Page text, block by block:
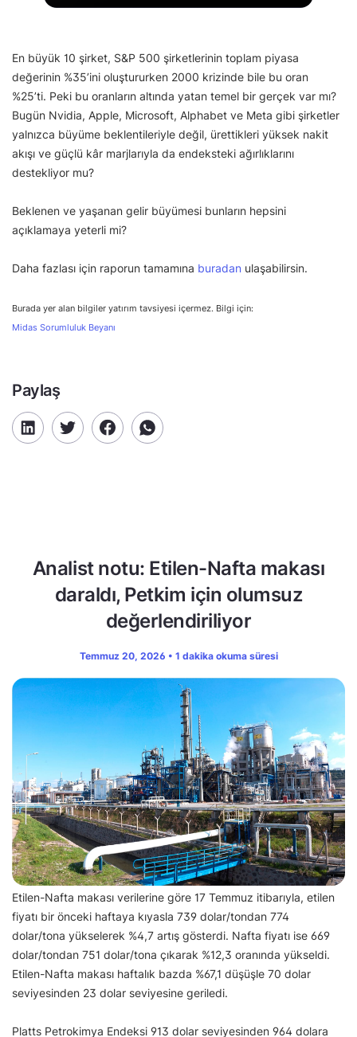
En büyük 10 şirket, S&P 500 şirketlerinin toplam piyasa
değerinin %35’ini oluştururken 2000 krizinde bile bu oran
%25’ti. Peki bu oranların altında yatan temel bir gerçek var mı?
Bugün Nvidia, Apple, Microsoft, Alphabet ve Meta gibi şirketler
yalnızca büyüme beklentileriyle değil, ürettikleri yüksek nakit
akışı ve güçlü kâr marjlarıyla da endeksteki ağırlıklarını
destekliyor mu?
Beklenen ve yaşanan gelir büyümesi bunların hepsini
açıklamaya yeterli mi?
Daha fazlası için raporun tamamına buradan ulaşabilirsin.
Burada yer alan bilgiler yatırım tavsiyesi içermez. Bilgi için:
Midas Sorumluluk Beyanı
Paylaş
Analist notu: Etilen-Nafta makası
daraldı, Petkim için olumsuz
değerlendiriliyor
Temmuz 20, 2026 • 1 dakika okuma süresi
Etilen-Nafta makası verilerine göre 17 Temmuz itibarıyla, etilen
fiyatı bir önceki haftaya kıyasla 739 dolar/tondan 774
dolar/tona yükselerek %4,7 artış gösterdi. Nafta fiyatı ise 669
dolar/tondan 751 dolar/tona çıkarak %12,3 oranında yükseldi.
Etilen-Nafta makası haftalık bazda %67,1 düşüşle 70 dolar
seviyesinden 23 dolar seviyesine geriledi.
Platts Petrokimya Endeksi 913 dolar seviyesinden 964 dolara